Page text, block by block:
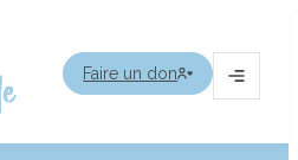
Faire un don
Ouvrir